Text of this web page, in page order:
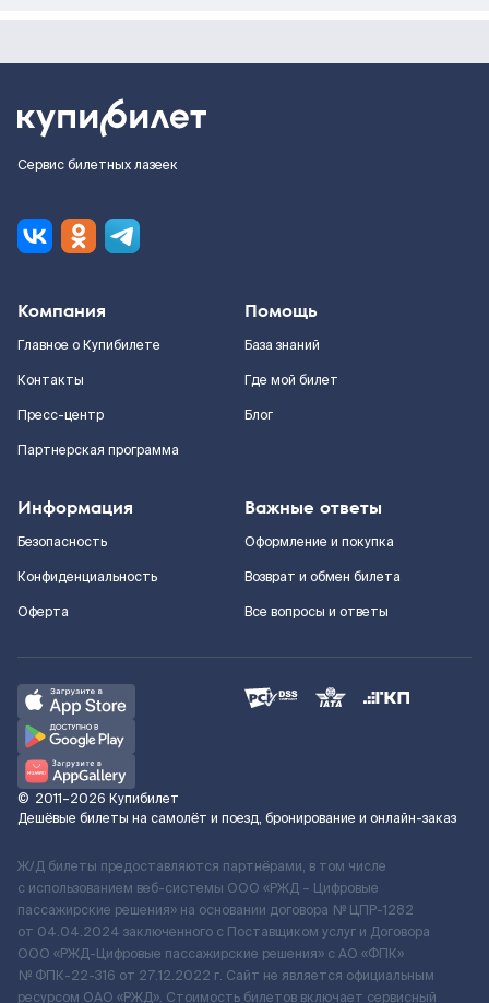
Сервис билетных лазеек
Компания
Главное о Купибилете
Контакты
Пресс-центр
Партнерская программа
Помощь
База знаний
Где мой билет
Блог
Информация
Безопасность
Конфиденциальность
Оферта
Важные ответы
Оформление и покупка
Возврат и обмен билета
Все вопросы и ответы
© 2011–2026 Купибилет
Дешёвые билеты на самолёт и поезд, бронирование и онлайн-заказ
Ж/Д билеты предоставляются партнёрами, в том числе
с использованием веб-системы ООО «РЖД – Цифровые
пассажирские решения» на основании договора № ЦПР-1282
от 04.04.2024 заключенного с Поставщиком услуг и Договора
ООО «РЖД-Цифровые пассажирские решения» c АО «ФПК»
№ ФПК-22-316 от 27.12.2022 г. Сайт не является официальным
ресурсом ОАО «РЖД». Стоимость билетов включает сервисный